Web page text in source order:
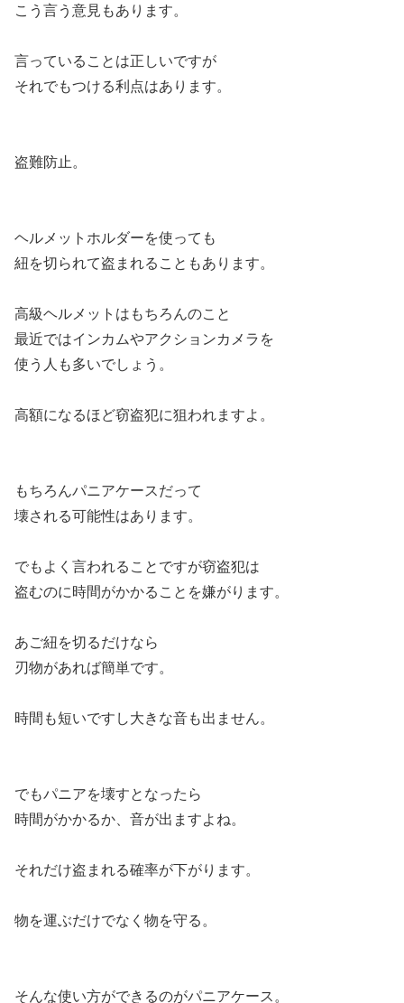
こう言う意見もあります。
言っていることは正しいですが
それでもつける利点はあります。
盗難防止。
ヘルメットホルダーを使っても
紐を切られて盗まれることもあります。
高級ヘルメットはもちろんのこと
最近ではインカムやアクションカメラを
使う人も多いでしょう。
高額になるほど窃盗犯に狙われますよ。
もちろんパニアケースだって
壊される可能性はあります。
でもよく言われることですが窃盗犯は
盗むのに時間がかかることを嫌がります。
あご紐を切るだけなら
刃物があれば簡単です。
時間も短いですし大きな音も出ません。
でもパニアを壊すとなったら
時間がかかるか、音が出ますよね。
それだけ盗まれる確率が下がります。
物を運ぶだけでなく物を守る。
そんな使い方ができるのがパニアケース。